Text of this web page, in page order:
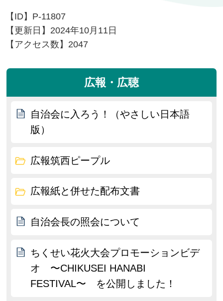
【ID】 P-11807
【更新日】 2024年10月11日
【アクセス数】 2047
広報・広聴
自治会に入ろう！（やさしい日本語
版）
広報筑西ピープル
広報紙と併せた配布文書
自治会長の照会について
ちくせい花火大会プロモーションビデ
オ 〜CHIKUSEI HANABI
FESTIVAL〜 を公開しました！